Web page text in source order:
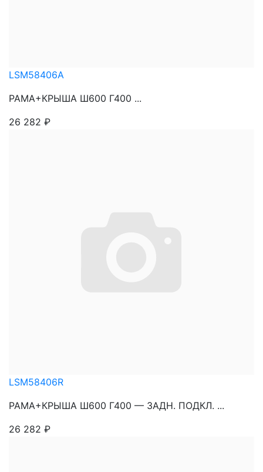
LSM58406A
РАМА+КРЫША Ш600 Г400 ...
26 282 ₽
LSM58406R
РАМА+КРЫША Ш600 Г400 — ЗАДН. ПОДКЛ. ...
26 282 ₽